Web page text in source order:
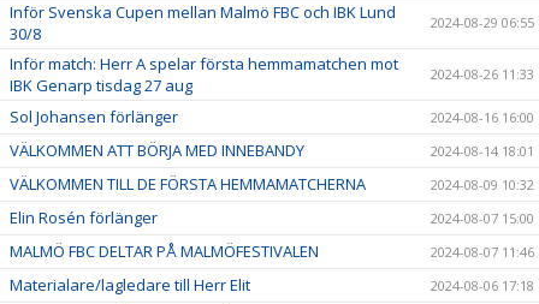
Inför Svenska Cupen mellan Malmö FBC och IBK Lund
30/8
2024-08-29 06:55
Inför match: Herr A spelar första hemmamatchen mot
IBK Genarp tisdag 27 aug
2024-08-26 11:33
Sol Johansen förlänger 2024-08-16 16:00
VÄLKOMMEN ATT BÖRJA MED INNEBANDY 2024-08-14 18:01
VÄLKOMMEN TILL DE FÖRSTA HEMMAMATCHERNA 2024-08-09 10:32
Elin Rosén förlänger 2024-08-07 15:00
MALMÖ FBC DELTAR PÅ MALMÖFESTIVALEN 2024-08-07 11:46
Materialare/lagledare till Herr Elit 2024-08-06 17:18